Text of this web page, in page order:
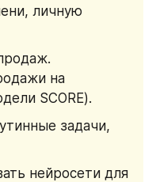
личную
на
SCORE).
задачи,
нейросети для